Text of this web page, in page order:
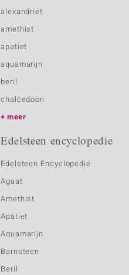
alexandriet
amethist
apatiet
aquamarijn
beril
chalcedoon
meer
Edelsteen encyclopedie
Edelsteen Encyclopedie
Agaat
Amethist
Apatiet
Aquamarijn
Barnsteen
Beril